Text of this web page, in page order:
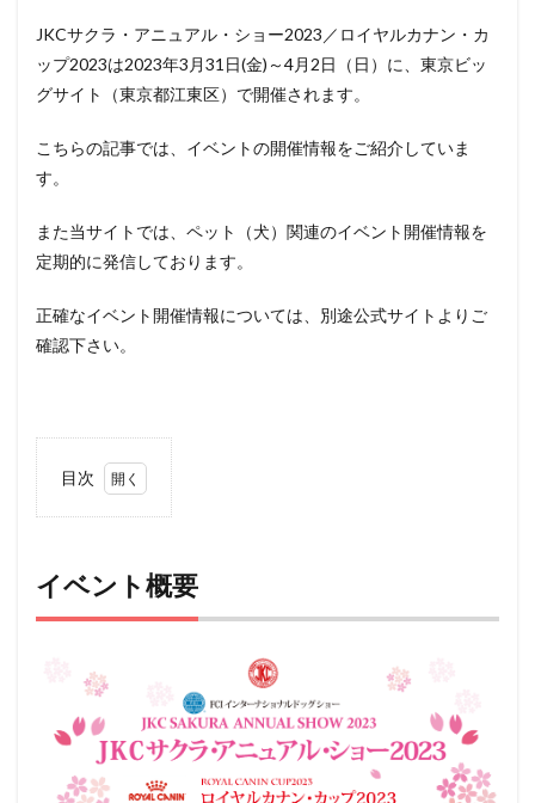
JKCサクラ・アニュアル・ショー2023／ロイヤルカナン・カ
ップ2023は2023年3月31日(金)～4月2日（日）に、東京ビッ
グサイト（東京都江東区）で開催されます。
こちらの記事では、イベントの開催情報をご紹介していま
す。
また当サイトでは、ペット（犬）関連のイベント開催情報を
定期的に発信しております。
正確なイベント開催情報については、別途公式サイトよりご
確認下さい。
目次
概要
ペッ
ト
＆
イベント概要